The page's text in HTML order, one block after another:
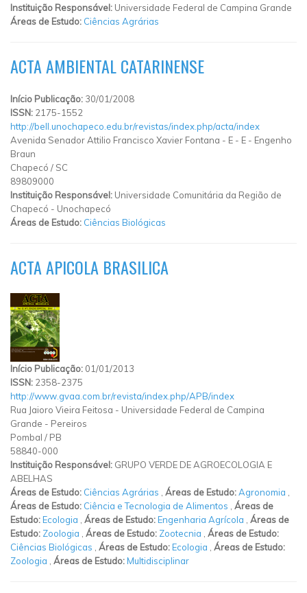
Instituição Responsável: Universidade Federal de Campina Grande
Áreas de Estudo: Ciências Agrárias
ACTA AMBIENTAL CATARINENSE
Início Publicação: 30/01/2008
ISSN: 2175-1552
http://bell.unochapeco.edu.br/revistas/index.php/acta/index
Avenida Senador Attilio Francisco Xavier Fontana - E - E - Engenho
Braun
Chapecó / SC
89809000
Instituição Responsável: Universidade Comunitária da Região de
Chapecó - Unochapecó
Áreas de Estudo: Ciências Biológicas
ACTA APICOLA BRASILICA
Início Publicação: 01/01/2013
ISSN: 2358-2375
http://www.gvaa.com.br/revista/index.php/APB/index
Rua Jaioro Vieira Feitosa - Universidade Federal de Campina
Grande - Pereiros
Pombal / PB
58840-000
Instituição Responsável: GRUPO VERDE DE AGROECOLOGIA E
ABELHAS
Áreas de Estudo: Ciências Agrárias Áreas de Estudo:Agronomia
Áreas de Estudo: Ciência e Tecnologia de Alimentos
Áreas de
Estudo:Ecologia Áreas de Estudo:Engenharia Agrícola
Áreas de
Estudo: Zoologia Áreas de Estudo: Zootecnia
Áreas de Estudo:
Ciências Biológicas
Áreas de Estudo:Ecologia
Áreas de Estudo:
Zoologia
Áreas de Estudo:Multidisciplinar